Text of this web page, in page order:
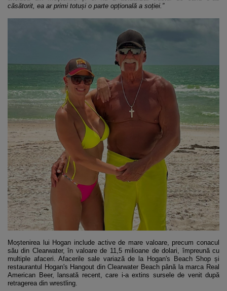
căsătorit, ea ar primi totuși o parte opțională a soției.”
Moștenirea lui Hogan include active de mare valoare, precum conacul
său din Clearwater, în valoare de 11,5 milioane de dolari, împreună cu
multiple afaceri. Afacerile sale variază de la Hogan's Beach Shop și
restaurantul Hogan's Hangout din Clearwater Beach până la marca Real
American Beer, lansată recent, care i-a extins sursele de venit după
retragerea din wrestling.